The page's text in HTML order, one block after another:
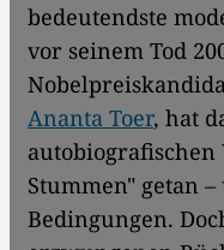
bedeutendste
vor seinem Tod
Ananta Toer, hat
Stummen" getan
Bedingungen.